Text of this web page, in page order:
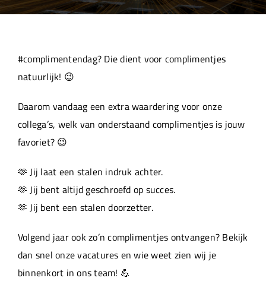
Projecten
#complimentendag? Die dient voor complimentjes
natuurlijk! 😉
Daarom vandaag een extra waardering voor onze
collega’s, welk van onderstaand complimentjes is jouw
favoriet? 😉
🫶 Jij laat een stalen indruk achter.
🫶 Jij bent altijd geschroefd op succes.
🫶 Jij bent een stalen doorzetter.
Volgend jaar ook zo’n complimentjes ontvangen? Bekijk
dan snel onze vacatures en wie weet zien wij je
binnenkort in ons team! 💪